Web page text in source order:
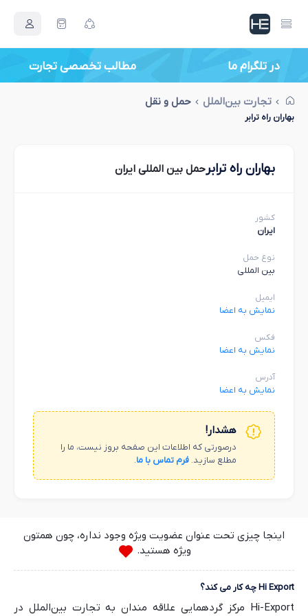
در تلگرام ما مطالب تخصصی تجارت
تجارت بین‌الملل حمل و نقل
بهاران راه ترابر
بهاران راه ترابرحمل بین المللی ایران
کشور
ایران
نوع حمل
بین المللی
ایمیل
نمایش به اعضا
فکس
نمایش به اعضا
آدرس
نمایش به اعضا
هشدار!
درصورتی که اطلاعات این صفحه بروز نیست، ما را
مطلع سازید. فرم تماس با ما.
اینجا چیزی تحت عنوان عضویت ویژه وجود نداره، چون همتون
ویژه هستید.
Hi Export چه کار می کند؟
Hi-Export مرکز گردهمایی علاقه مندان به تجارت بین‌الملل در